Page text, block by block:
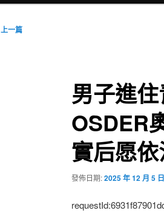
上一篇
男子進
OSDER
實后愿
發佈日期:2025 年 12 月 5 日